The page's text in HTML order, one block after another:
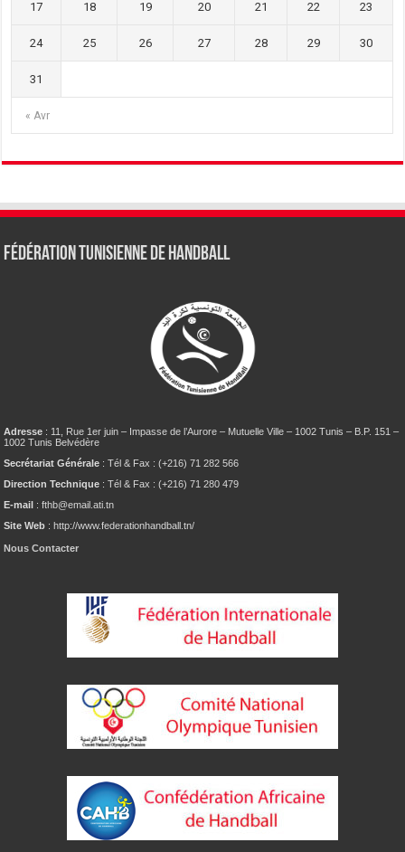
« Avr
17 18 19 20 21 22 23
24 25 26 27 28 29 30
31
Fédération tunisienne de Handball
Adresse : 11, Rue 1er juin – Impasse de l’Aurore – Mutuelle Ville – 1002 Tunis – B.P. 151 –
1002 Tunis Belvédère
Secrétariat Générale : Tél & Fax : (+216) 71 282 566
Direction Technique : Tél & Fax : (+216) 71 280 479
E-mail : fthb@email.ati.tn
Site Web : http://www.federationhandball.tn/
Nous Contacter